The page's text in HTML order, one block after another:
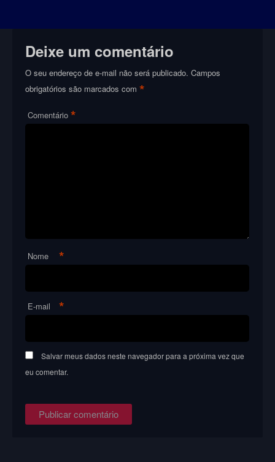
Deixe um comentário
O seu endereço de e-mail não será publicado. Campos
obrigatórios são marcados com*
Comentário *
Nome *
E-mail *
Salvar meus dados neste navegador para a próxima vez que
eu comentar.